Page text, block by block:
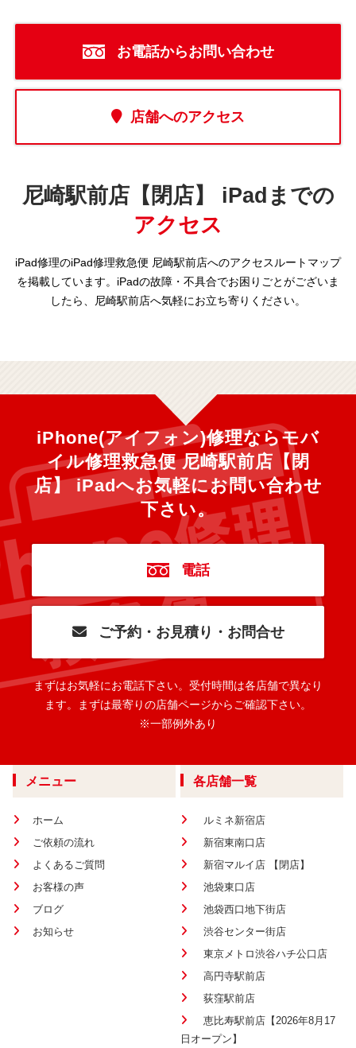
お電話からお問い合わせ
店舗へのアクセス
尼崎駅前店【閉店】 iPadまでの
アクセス
iPad修理のiPad修理救急便 尼崎駅前店へのアクセスルートマップ
を掲載しています。iPadの故障・不具合でお困りごとがございま
したら、尼崎駅前店へ気軽にお立ち寄りください。
iPhone(アイフォン)修理ならモバ
イル修理救急便 尼崎駅前店【閉
店】 iPadへお気軽にお問い合わせ
下さい。
電話
ご予約・お見積り・お問合せ
まずはお気軽にお電話下さい。 受付時間は各店舗で異なり
ます。
まずは最寄りの店舗ページからご確認下さい。
※一部例外あり
メニュー
ホーム
ご依頼の流れ
よくあるご質問
お客様の声
ブログ
お知らせ
各店舗一覧
ルミネ新宿店
新宿東南口店
新宿マルイ店 【閉店】
池袋東口店
池袋西口地下街店
渋谷センター街店
東京メトロ渋谷ハチ公口店
高円寺駅前店
荻窪駅前店
恵比寿駅前店【2026年8月17
日オープン】